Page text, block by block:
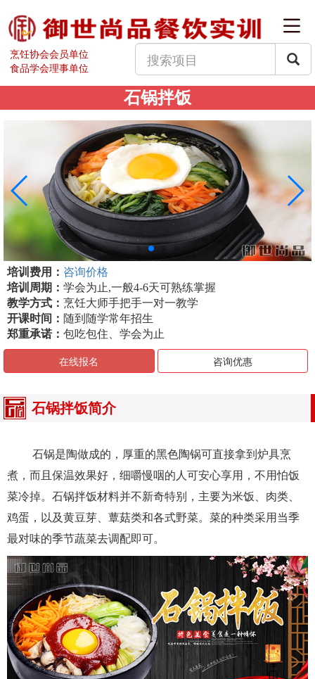
烹饪协会会员单位
食品学会理事单位
石锅拌饭
培训费用： 咨询价格
培训周期： 学会为止,一般4-6天可熟练掌握
教学方式： 烹饪大师手把手一对一教学
开课时间： 随到随学常年招生
郑重承诺： 包吃包住、学会为止
在线报名 咨询优惠
石锅拌饭简介
石锅是陶做成的，厚重的黑色陶锅可直接拿到炉具烹
煮，而且保温效果好，细嚼慢咽的人可安心享用，不用怕饭
菜冷掉。石锅拌饭材料并不新奇特别，主要为米饭、肉类、
鸡蛋，以及黄豆芽、蕈菇类和各式野菜。菜的种类采用当季
最对味的季节蔬菜去调配即可。